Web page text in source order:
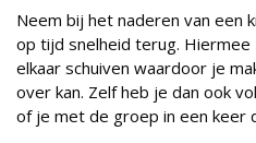
Neem bij het naderen van een
op tijd snelheid terug.
elkaar schuiven waardoor je
over kan. Zelf heb je dan ook
of je met de groep in een keer